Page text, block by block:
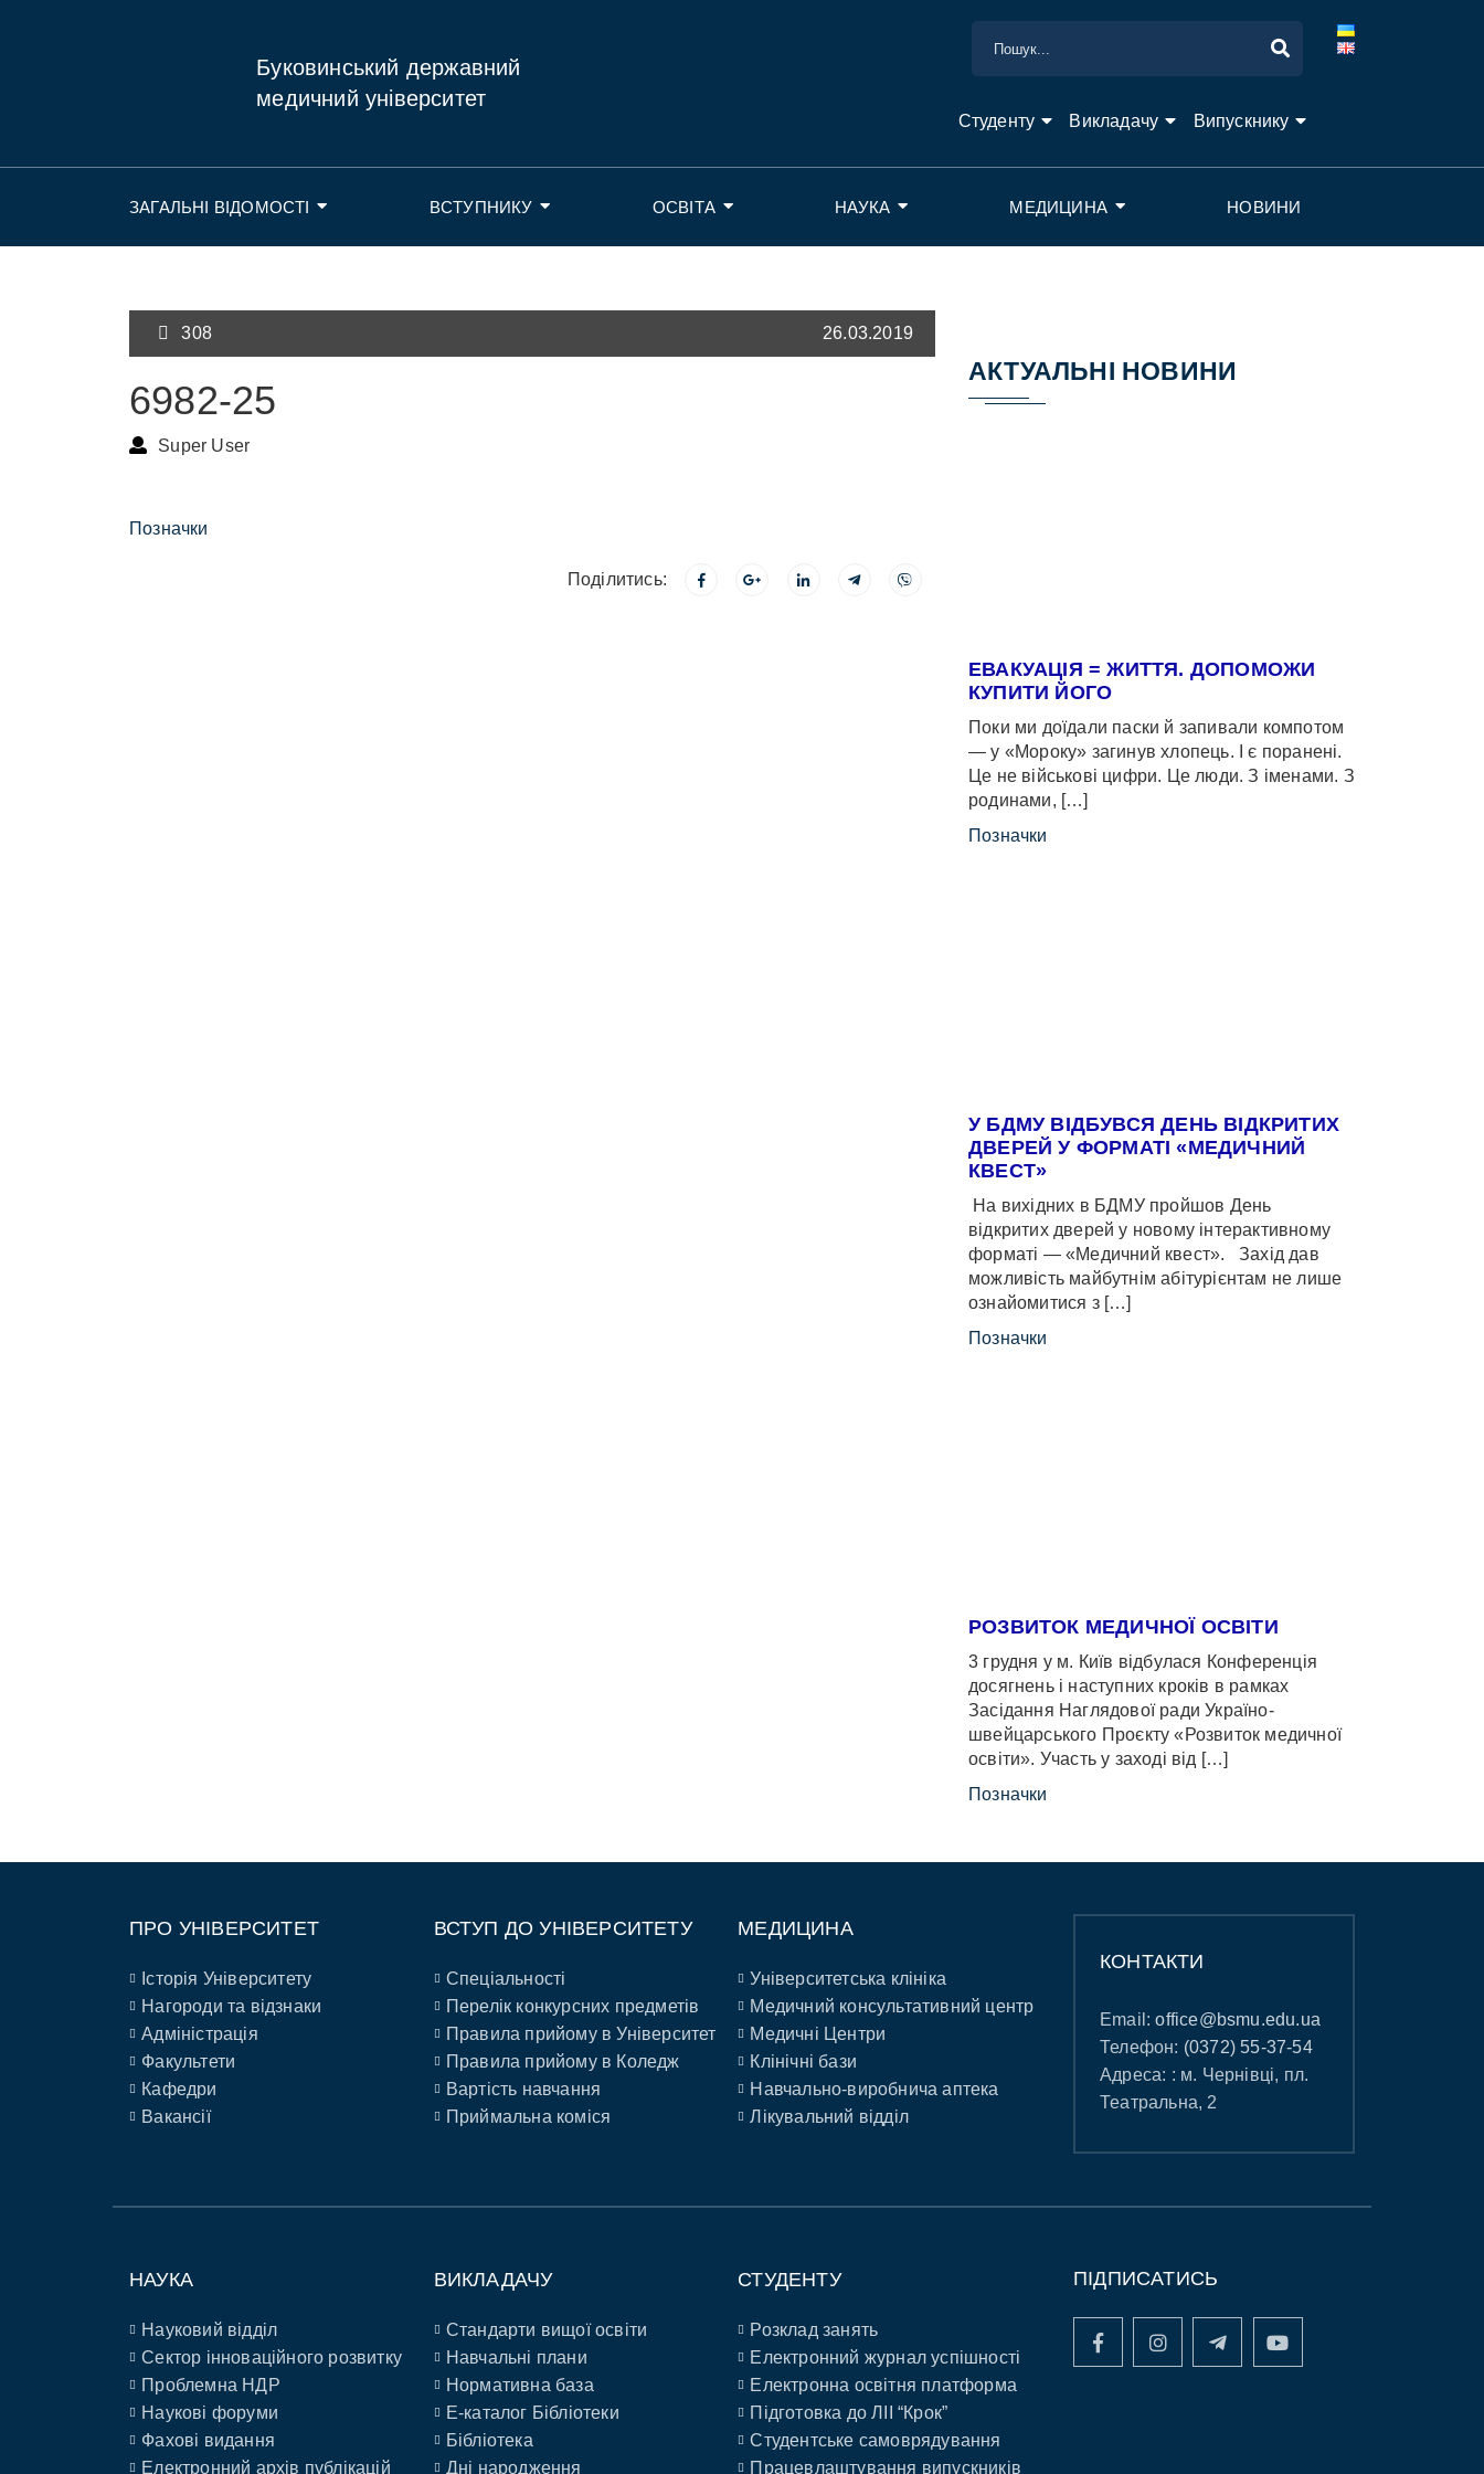
Буковинський державний
медичний університет
Студенту Викладачу Випускнику
ЗАГАЛЬНІ ВІДОМОСТІ ВСТУПНИКУ ОСВІТА НАУКА МЕДИЦИНА НОВИНИ
308 26.03.2019
6982-25
Super User
Позначки
Поділитись:
АКТУАЛЬНІ НОВИНИ
ЕВАКУАЦІЯ = ЖИТТЯ. ДОПОМОЖИ
КУПИТИ ЙОГО
Поки ми доїдали паски й запивали компотом
— у «Мороку» загинув хлопець. І є поранені.
Це не військові цифри. Це люди. З іменами. З
родинами, […]
Позначки
У БДМУ ВІДБУВСЯ ДЕНЬ ВІДКРИТИХ
ДВЕРЕЙ У ФОРМАТІ «МЕДИЧНИЙ
КВЕСТ»
На вихідних в БДМУ пройшов День
відкритих дверей у новому інтерактивному
форматі — «Медичний квест». Захід дав
можливість майбутнім абітурієнтам не лише
ознайомитися з […]
Позначки
РОЗВИТОК МЕДИЧНОЇ ОСВІТИ
3 грудня у м. Київ відбулася Конференція
досягнень і наступних кроків в рамках
Засідання Наглядової ради Україно-
швейцарського Проєкту «Розвиток медичної
освіти». Участь у заході від […]
Позначки
ПРО УНІВЕРСИТЕТ
Історія Університету
Нагороди та відзнаки
Адміністрація
Факультети
Кафедри
Вакансії
ВСТУП ДО УНІВЕРСИТЕТУ
Спеціальності
Перелік конкурсних предметів
Правила прийому в Університет
Правила прийому в Коледж
Вартість навчання
Приймальна коміся
МЕДИЦИНА
Університетська клініка
Медичний консультативний центр
Медичні Центри
Клінічні бази
Навчально-виробнича аптека
Лікувальний відділ
КОНТАКТИ
Email:office@bsmu.edu.ua
Телефон: (0372) 55-37-54
Адреса: : м. Чернівці, пл.
Театральна, 2
НАУКА
Науковий відділ
Сектор інноваційного розвитку
Проблемна НДР
Наукові форуми
Фахові видання
Електронний архів публікацій
ВИКЛАДАЧУ
Стандарти вищої освіти
Навчальні плани
Нормативна база
E-каталог Бібліотеки
Бібліотека
Дні народження
СТУДЕНТУ
Розклад занять
Електронний журнал успішності
Електронна освітня платформа
Підготовка до ЛІІ “Крок”
Студентське самоврядування
Працевлаштування випускників
ПІДПИСАТИСЬ